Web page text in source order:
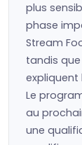
plus
phase
Stream
tandis
expliquent
Le
au
une